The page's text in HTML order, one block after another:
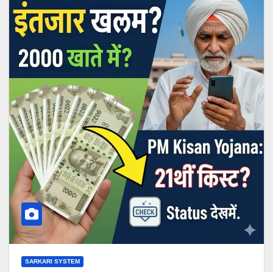
SARKARI SYSTEM